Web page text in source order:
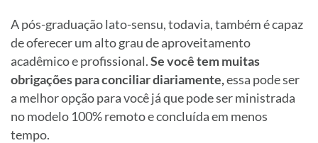
A pós-graduação lato-sensu, todavia, também é capaz
de oferecer um alto grau de aproveitamento
acadêmico e profissional.Se você tem muitas
obrigações para conciliar diariamente,essa pode ser
a melhor opção para você já que pode ser ministrada
no modelo 100% remoto e concluída em menos
tempo.